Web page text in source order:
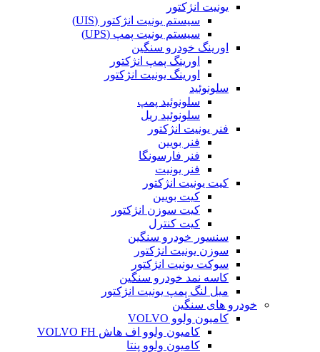
یونیت انژکتور
سیستم یونیت انژکتور (UIS)
سیستم یونیت پمپ (UPS)
اورینگ خودرو سنگین
اورینگ پمپ انژکتور
اورینگ یونیت انژکتور
سلونوئید
سلونوئید پمپ
سلونوئید ریل
فنر یونیت انژکتور
فنر بویین
فنر فارسونگا
فنر یونیت
کیت یونیت انژکتور
کیت بویین
کیت سوزن انژکتور
کیت کنترل
سنسور خودرو سنگین
سوزن یونیت انژکتور
سوکت یونیت انژکتور
کاسه نمد خودرو سنگین
میل لنگ پمپ یونیت انژکتور
خودرو های سنگین
کامیون ولوو VOLVO
کامیون ولوو اف هاش VOLVO FH
کامیون ولوو پنتا